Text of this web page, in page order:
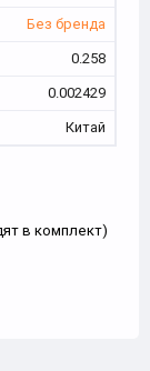
Без бренда
0.258
0.002429
Китай
в комплект)